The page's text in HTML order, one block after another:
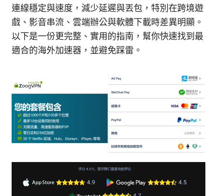
連線穩定與速度，減少延遲與丟包，特別在跨境遊
戲、影音串流、雲端辦公與軟體下載時差異明顯。
以下是一份更完整、實用的指南，幫你快速找到最
適合的海外加速器，並避免踩雷。